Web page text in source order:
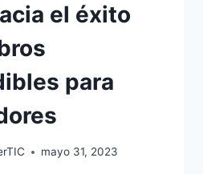
el éxito
para
mayo 31, 2023